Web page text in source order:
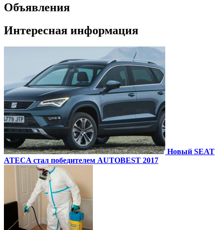
Объявления
Интересная информация
Новый SEAT
ATECA стал победителем AUTOBEST 2017